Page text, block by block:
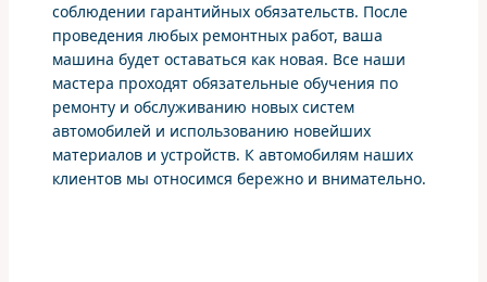
соблюдении гарантийных обязательств. После
проведения любых ремонтных работ, ваша
машина будет оставаться как новая. Все наши
мастера проходят обязательные обучения по
ремонту и обслуживанию новых систем
автомобилей и использованию новейших
материалов и устройств. К автомобилям наших
клиентов мы относимся бережно и внимательно.